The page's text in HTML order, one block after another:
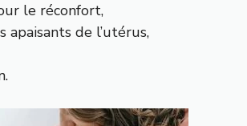
le réconfort,
apaisants de l’utérus,